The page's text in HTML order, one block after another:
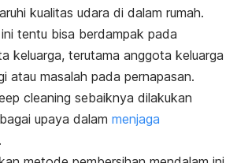
kualitas udara di dalam rumah.
tentu bisa berdampak pada
keluarga, terutama anggota keluarga
atau masalah pada pernapasan.
cleaning sebaiknya dilakukan
upaya dalam menjaga
.